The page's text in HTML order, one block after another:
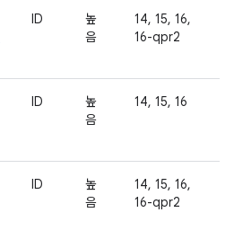
ID
높
음
14, 15, 16,
16-qpr2
ID
높
음
14, 15, 16
ID
높
음
14, 15, 16,
16-qpr2